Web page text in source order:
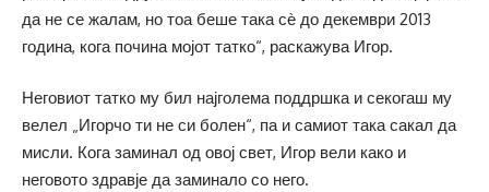
да не се жалам, но тоа беше така сѐ до декември 2013
година, кога почина мојот татко“, раскажува Игор.
Неговиот татко му бил најголема поддршка и секогаш му
велел „Игорчо ти не си болен“, па и самиот така сакал да
мисли. Кога заминал од овој свет, Игор вели како и
неговото здравје да заминало со него.